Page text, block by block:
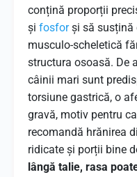
conțină proporții
și fosforși să susțină
musculo-scheletică
structura osoasă. De
câinii mari sunt
torsiune gastrică, o
gravă, motiv pentru
recomandă hrănirea
ridicate și porții bine
lângă talie, rasa